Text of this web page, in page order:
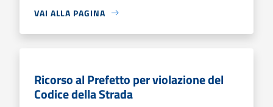
VAI ALLA PAGINA
Ricorso al Prefetto per violazione del
Codice della Strada